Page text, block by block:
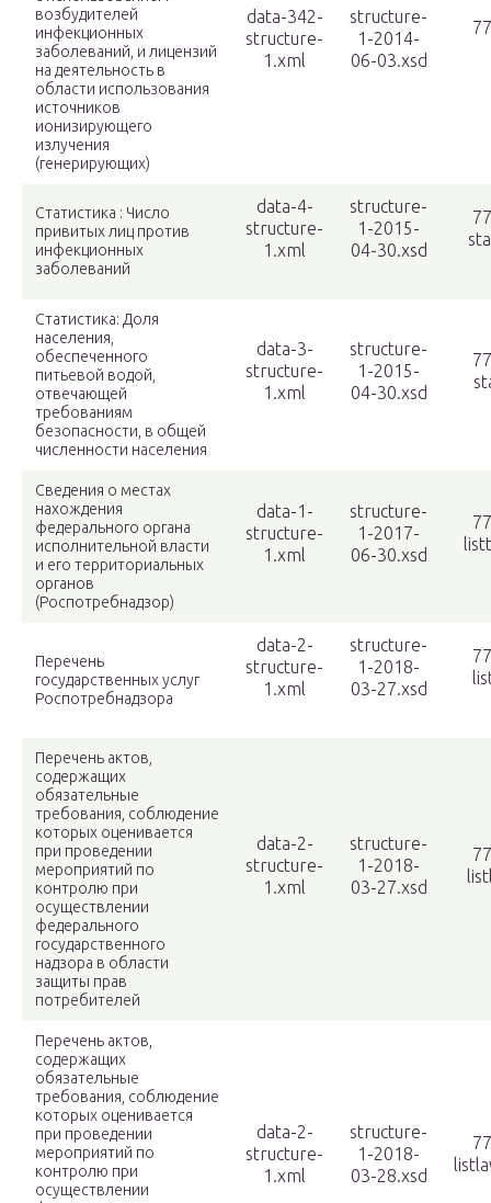
возбудителей
инфекционных
заболеваний, и лицензий
на деятельность в
области использования
источников
ионизирующего
излучения
(генерирующих)
data-342-
structure-
1.xml
structure-
1-2014-
06-03.xsd
Статистика : Число
привитых лиц против
инфекционных
заболеваний
data-4-
structure-
1.xml
structure-
1-2015-
04-30.xsd
Статистика: Доля
населения,
обеспеченного
питьевой водой,
отвечающей
требованиям
безопасности, в общей
численности населения
data-3-
structure-
1.xml
structure-
1-2015-
04-30.xsd
Сведения о местах
нахождения
федерального органа
исполнительной власти
и его территориальных
органов
(Роспотребнадзор)
data-1-
structure-
1.xml
structure-
1-2017-
06-30.xsd
Перечень
государственных услуг
Роспотребнадзора
data-2-
structure-
1.xml
structure-
1-2018-
03-27.xsd
Перечень актов,
содержащих
обязательные
требования, соблюдение
которых оценивается
при проведении
мероприятий по
контролю при
осуществлении
федерального
государственного
надзора в области
защиты прав
потребителей
data-2-
structure-
1.xml
structure-
1-2018-
03-27.xsd
Перечень актов,
содержащих
обязательные
требования, соблюдение
которых оценивается
при проведении
мероприятий по
контролю при
осуществлении
data-2-
structure-
1.xml
structure-
1-2018-
03-28.xsd